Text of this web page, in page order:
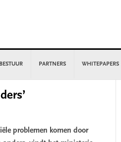
BESTUUR PARTNERS WHITEPAPERS
problemen komen door